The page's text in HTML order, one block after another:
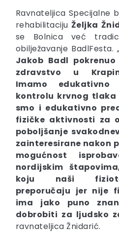
Ravnateljica Specijalne
rehabilitaciju Željka
se Bolnica već
obilježavanje BadlFesta. „
Jakob Badl
zdravstvo u
Imamo edukativno
kontrolu krvnog tlaka
smo i edukativno
fizičke aktivnosti za
poboljšanje
zainteresirane nakon
mogućnost
nordijskim
koju naši
preporučaju jer nije
ima jako puno
dobrobiti za ljudsko
ravnateljica Žnidarić.